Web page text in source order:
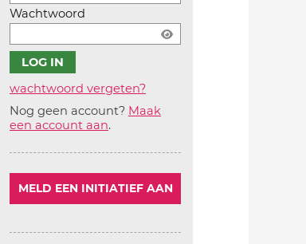
Wachtwoord
wachtwoord vergeten?
Nog geen account? Maak
een account aan.
MELD EEN INITIATIEF AAN